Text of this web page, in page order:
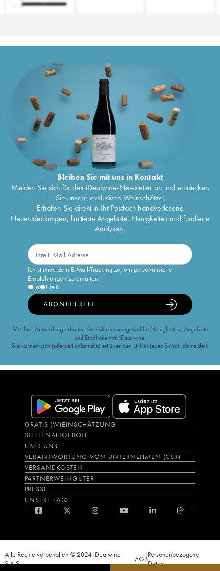
Bleiben Sie mit uns in Kontakt
Melden Sie sich für den iDealwine-Newsletter an und entdecken
Sie unsere exklusiven Weinschätze!
Erhalten Sie direkt in Ihr Postfach handverlesene
Neuentdeckungen, limitierte Angebote, Neuigkeiten und fundierte
Analysen.
Ich stimme dem E-Mail-Tracking zu, um personalisierte
Empfehlungen zu erhalten
Ja
Nein
ABONNIEREN
Mit Ihrer Anmeldung erhalten Sie exklusiv ausgewählte Neuigkeiten, Angebote
und Einblicke von iDealwine.
Sie können sich jederzeit unkompliziert über den Link in jeder E-Mail abmelden.
GRATIS (W)EINSCHÄTZUNG
STELLENANGEBOTE
ÜBER UNS
VERANTWORTUNG VON UNTERNEHMEN (CSR)
VERSANDKOSTEN
PARTNERWEINGÜTER
PRESSE
UNSERE FAQ
Alle Rechte vorbehalten © 2024 iDealwine
S.A.S.
AGBPersonenbezogene
Daten